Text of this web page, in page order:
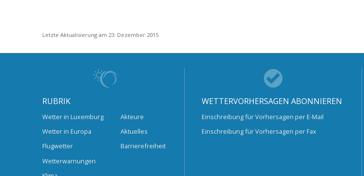
Letzte Aktualisierung am 23. Dezember 2015
RUBRIK
Wetter in Luxemburg
Wetter in Europa
Flugwetter
Wetterwarnungen
Akteure
Aktuelles
Barrierefreiheit
WETTERVORHERSAGEN ABONNIEREN
Einschreibung für Vorhersagen per E-Mail
Einschreibung für Vorhersagen per Fax